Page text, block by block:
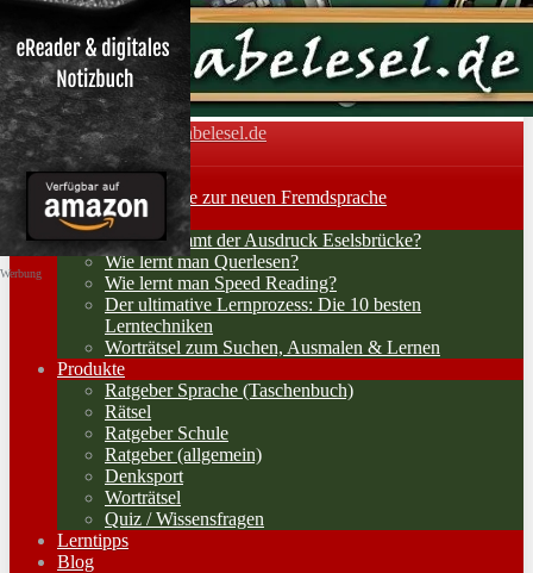
Toggle navigation Vokabelesel.de
Home
Lernerfolge: Wege zur neuen Fremdsprache
Lernstrategien
Woher kommt der Ausdruck Eselsbrücke?
Wie lernt man Querlesen?
Wie lernt man Speed Reading?
Der ultimative Lernprozess: Die 10 besten
Lerntechniken
Worträtsel zum Suchen, Ausmalen & Lernen
Produkte
Ratgeber Sprache (Taschenbuch)
Rätsel
Ratgeber Schule
Ratgeber (allgemein)
Denksport
Worträtsel
Quiz / Wissensfragen
Lerntipps
Blog
Werbung